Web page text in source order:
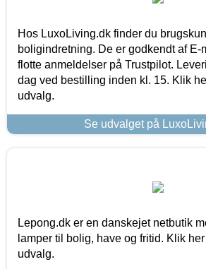
Hos LuxoLiving.dk finder du
boligindretning. De er godkendt af
flotte anmeldelser på Trustpilot.
dag ved bestilling inden kl. 15. Klik
udvalg.
Se udvalget på
Lepong.dk er en danskejet netbutik
lamper til bolig, have og fritid. Klik
udvalg.